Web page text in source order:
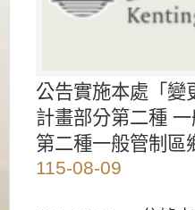
公告實施本處「變
計畫部分第二種
第二種一般管制區
115-08-09